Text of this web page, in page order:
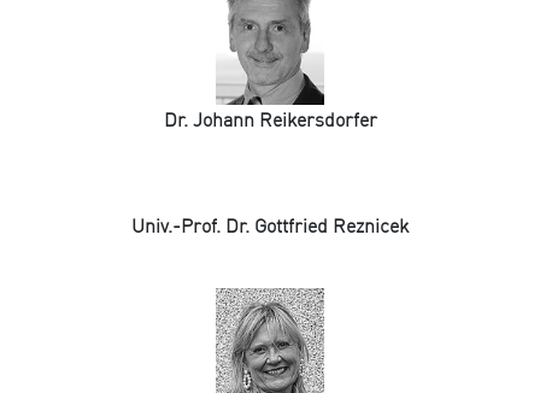
Dr. Johann Reikersdorfer
Univ.-Prof. Dr. Gottfried Reznicek